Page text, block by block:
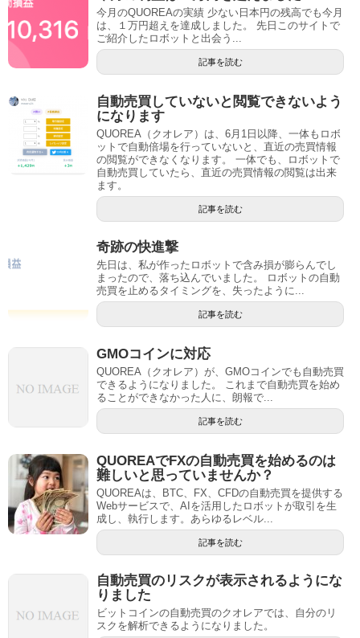
今月のQUOREAの実績 少ない日本円の残高でも今月
は、１万円超えを達成しました。 先日このサイトで
ご紹介したロボットと出会う...
記事を読む
自動売買していないと閲覧できないよう
になります
QUOREA（クオレア）は、6月1日以降、一体もロボ
ットで自動倍場を行っていないと、直近の売買情報
の閲覧ができなくなります。 一体でも、ロボットで
自動売買していたら、直近の売買情報の閲覧は出来
ます。
記事を読む
奇跡の快進撃
先日は、私が作ったロボットで含み損が膨らんでし
まったので、落ち込んでいました。 ロボットの自動
売買を止めるタイミングを、失ったように...
記事を読む
GMOコインに対応
QUOREA（クオレア）が、GMOコインでも自動売買
できるようになりました。 これまで自動売買を始め
ることができなかった人に、朗報で...
記事を読む
QUOREAでFXの自動売買を始めるのは
難しいと思っていませんか？
QUOREAは、BTC、FX、CFDの自動売買を提供する
Webサービスで、AIを活用したロボットが取引を生
成し、執行します。あらゆるレベル...
記事を読む
自動売買のリスクが表示されるようにな
りました
ビットコインの自動売買のクオレアでは、自分のリ
スクを解析できるようになりました。